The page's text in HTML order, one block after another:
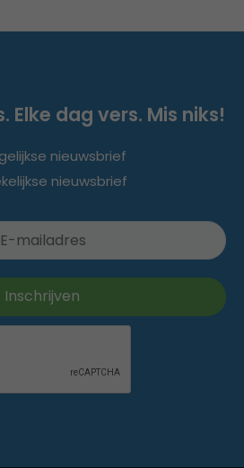
dag vers. Mis niks!
nieuwsbrief
nieuwsbrief